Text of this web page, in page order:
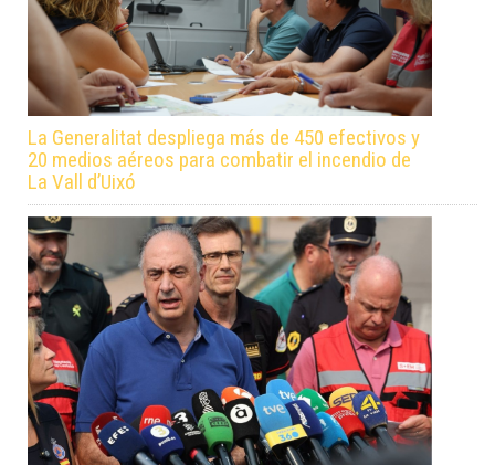
La Generalitat despliega más de 450 efectivos y
20 medios aéreos para combatir el incendio de
La Vall d’Uixó